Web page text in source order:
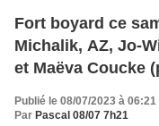
Fort boyard ce
Michalik, AZ, Jo-
et Maëva Coucke
Publié le 08/07/2023 à 06:21
Par Pascal 08/07 7h21